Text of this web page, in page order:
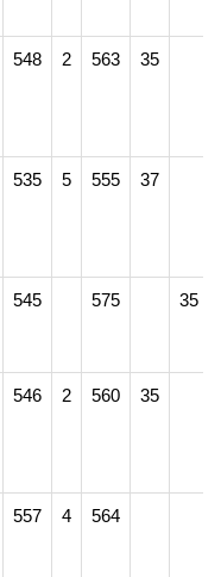
548 2 563 35
535 5 555 37
545 575 35
546 2 560 35
557 4 564